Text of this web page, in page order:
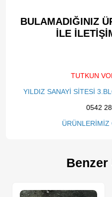
BULAMADIĞINIZ
İLE
TUTKUN
YILDIZ SANAYİ SİTESİ
0542
ÜRÜNLERİMİZ